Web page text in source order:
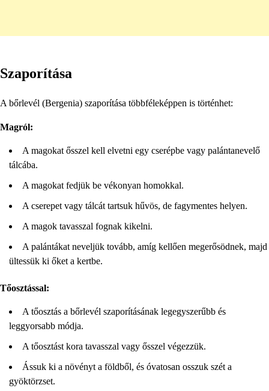
Szaporítása
A bőrlevél (Bergenia) szaporítása többféleképpen is történhet:
Magról:
A magokat ősszel kell elvetni egy cserépbe vagy palántanevelő
tálcába.
A magokat fedjük be vékonyan homokkal.
A cserepet vagy tálcát tartsuk hűvös, de fagymentes helyen.
A magok tavasszal fognak kikelni.
A palántákat neveljük tovább, amíg kellően megerősödnek, majd
ültessük ki őket a kertbe.
Tőosztással:
A tőosztás a bőrlevél szaporításának legegyszerűbb és
leggyorsabb módja.
A tőosztást kora tavasszal vagy ősszel végezzük.
Ássuk ki a növényt a földből, és óvatosan osszuk szét a
gyöktörzset.